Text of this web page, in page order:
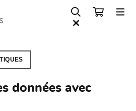
données avec